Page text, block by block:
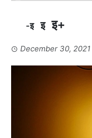
-इ इ इ+
December 30, 2021